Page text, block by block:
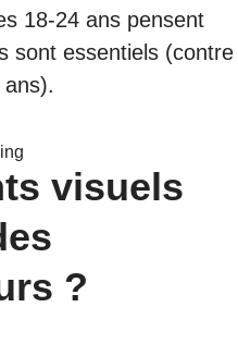
18-24 ans pensent
sont essentiels (contre
visuels
?